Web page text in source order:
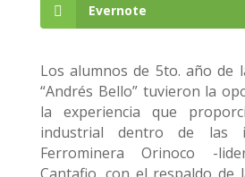
Evernote
Los alumnos de 5to. año de
“Andrés Bello” tuvieron la
la experiencia que
industrial dentro de las
Ferrominera Orinoco -